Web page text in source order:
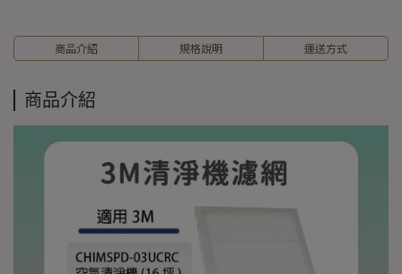
商品介紹 規格說明 運送方式
商品介紹